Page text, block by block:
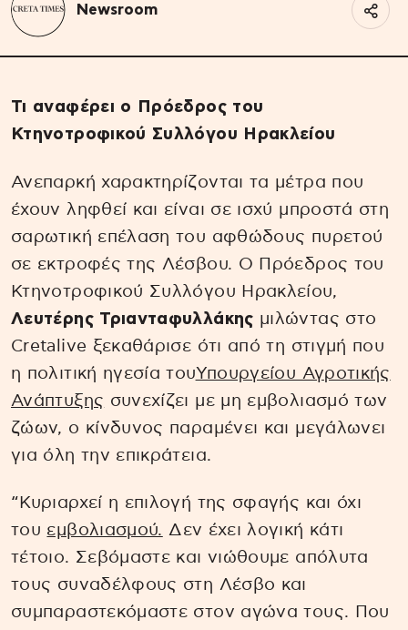
Newsroom
Τι αναφέρει ο Πρόεδρος του
Κτηνοτροφικού Συλλόγου Ηρακλείου
Ανεπαρκή χαρακτηρίζονται τα μέτρα που
έχουν ληφθεί και είναι σε ισχύ μπροστά στη
σαρωτική επέλαση του αφθώδους πυρετού
σε εκτροφές της Λέσβου. Ο Πρόεδρος του
Κτηνοτροφικού Συλλόγου Ηρακλείου,
Λευτέρης Τριανταφυλλάκης μιλώντας στο
Cretalive ξεκαθάρισε ότι από τη στιγμή που
η πολιτική ηγεσία τουΥπουργείου Αγροτικής
Ανάπτυξης συνεχίζει με μη εμβολιασμό των
ζώων, ο κίνδυνος παραμένει και μεγάλωνει
για όλη την επικράτεια.
“Κυριαρχεί η επιλογή της σφαγής και όχι
του εμβολιασμού. Δεν έχει λογική κάτι
τέτοιο. Σεβόμαστε και νιώθουμε απόλυτα
τους συναδέλφους στη Λέσβο και
συμπαραστεκόμαστε στον αγώνα τους. Που